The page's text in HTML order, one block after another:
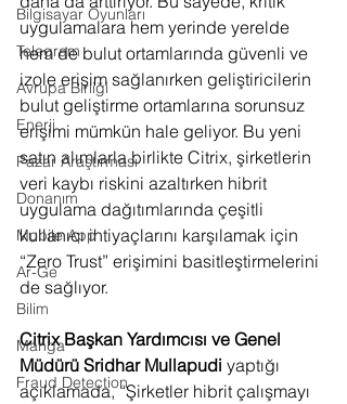
Bilgisayar Oyunları
Telegram
Avrupa Birliği
Enerji
Pazar Araştırması
Donanım
Mobile App
Ar-Ge
Bilim
Manga
Fraud Detection
uygulamalara hem yerinde yerelde
hem de bulut ortamlarında güvenli ve
izole erişim sağlanırken geliştiricilerin
bulut geliştirme ortamlarına sorunsuz
erişimi mümkün hale geliyor. Bu yeni
satın alımlarla birlikte Citrix, şirketlerin
veri kaybı riskini azaltırken hibrit
uygulama dağıtımlarında çeşitli
kullanıcı ihtiyaçlarını karşılamak için
“Zero Trust” erişimini basitleştirmelerini
de sağlıyor.
Citrix Başkan Yardımcısı ve Genel
Müdürü Sridhar Mullapudi yaptığı
açıklamada, “Şirketler hibrit çalışmayı